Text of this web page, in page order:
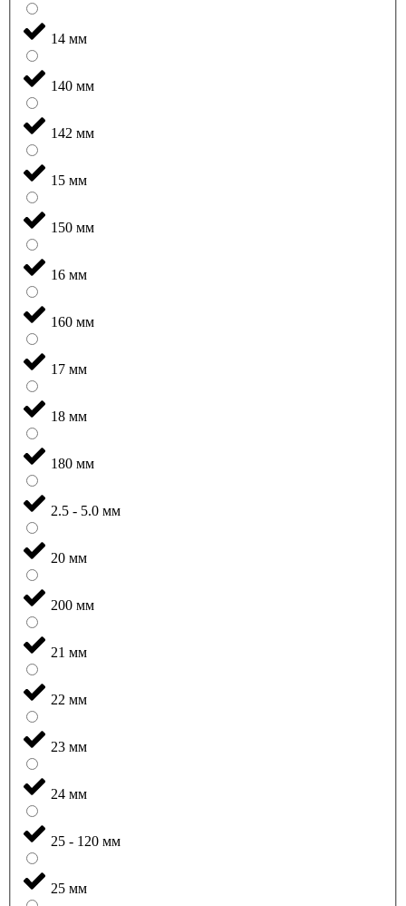
14 мм
140 мм
142 мм
15 мм
150 мм
16 мм
160 мм
17 мм
18 мм
180 мм
2.5 - 5.0 мм
20 мм
200 мм
21 мм
22 мм
23 мм
24 мм
25 - 120 мм
25 мм